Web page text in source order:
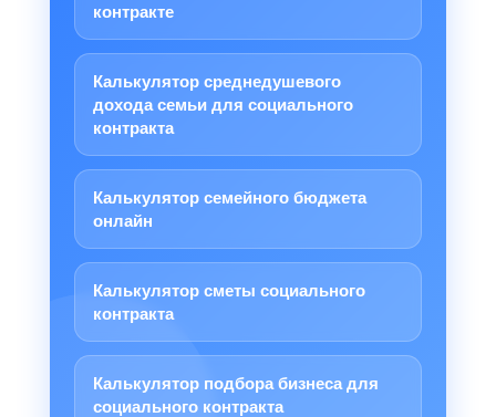
контракте
Калькулятор среднедушевого
дохода семьи для социального
контракта
Калькулятор семейного бюджета
онлайн
Калькулятор сметы социального
контракта
Калькулятор подбора бизнеса для
социального контракта